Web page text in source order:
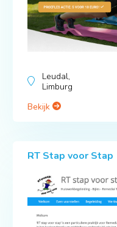
Leudal,
Limburg
Bekijk
RT Stap voor Stap